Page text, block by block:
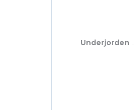
Underjorden